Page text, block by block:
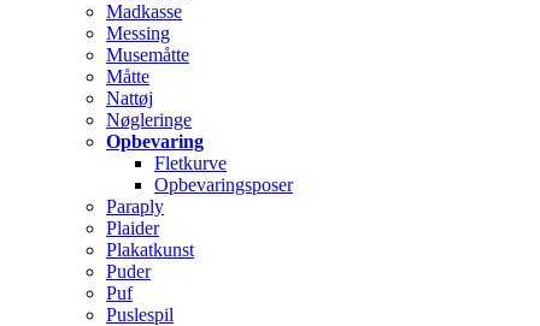
Madkasse
Messing
Musemåtte
Måtte
Nattøj
Nøgleringe
Opbevaring
Fletkurve
Opbevaringsposer
Paraply
Plaider
Plakatkunst
Puder
Puf
Puslespil